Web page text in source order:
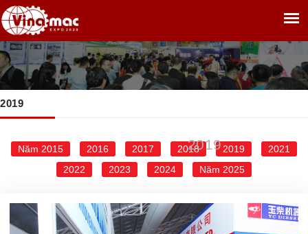
2019
2019
Năm 2015 2016 2017 2018 2019
2021
2022
2023 2024 Năm 2025